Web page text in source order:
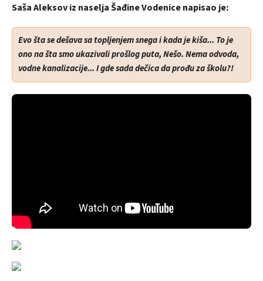
Saša Aleksov iz naselja Šađine Vodenice napisao je:
Evo šta se dešava sa topljenjem snega i kada je kiša... To je
ono na šta smo ukazivali prošlog puta, Nešo. Nema odvoda,
vodne kanalizacije... I gde sada dečica da prođu za školu?!